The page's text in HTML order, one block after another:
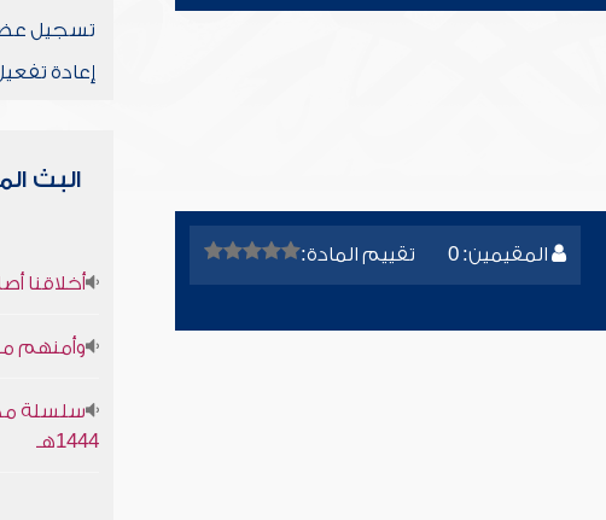
المقيمين: 0 تقييم المادة:
تسجيل
إعادة
البث
أخلاقنا
وأمنهم
سلسلة
1444هـ